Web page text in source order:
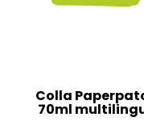
Colla
70ml